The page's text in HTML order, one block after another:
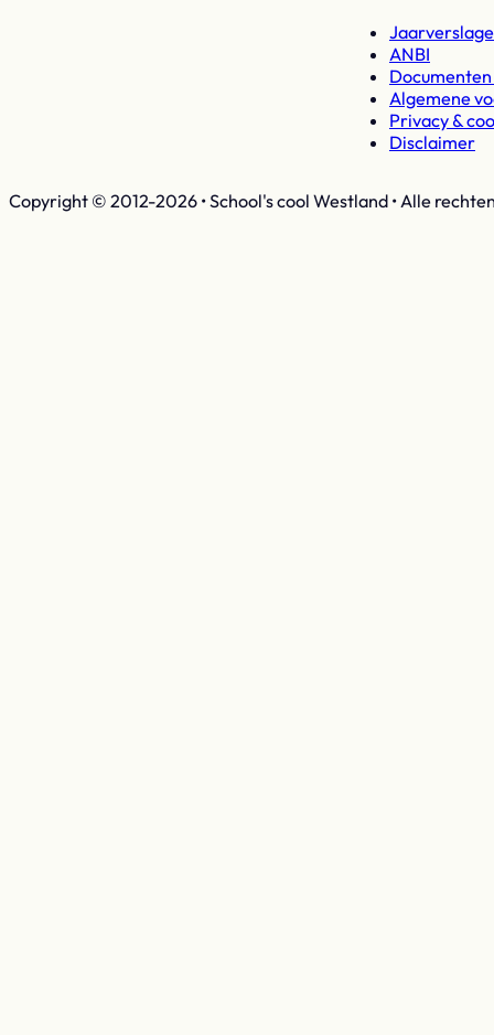
ANBI
Algemene
Privacy &
Disclaimer
Copyright © 2012-2026 • School's cool Westland • Alle